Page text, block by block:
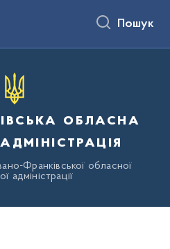
Пошук
обласна
Франківської обласної
адміністрації